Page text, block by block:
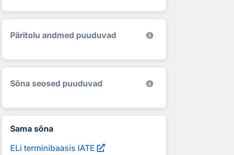
Päritolu andmed puuduvad
Sõna seosed puuduvad
Sama sõna
ELi terminibaasis IATE